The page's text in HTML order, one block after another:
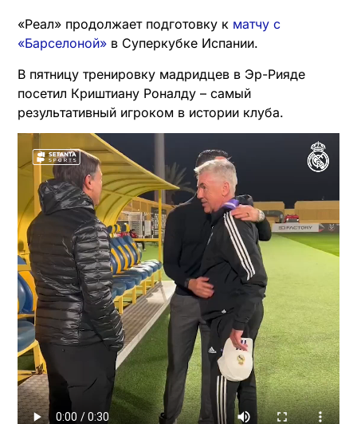
«Реал» продолжает подготовку к матчу с
«Барселоной» в Суперкубке Испании.
В пятницу тренировку мадридцев в Эр-Рияде
посетил Криштиану Роналду – самый
результативный игроком в истории клуба.